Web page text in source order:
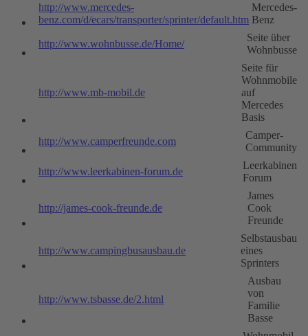
http://www.mercedes-
benz.com/d/ecars/transporter/sprinter/default.htm
Mercedes-
Benz
http://www.wohnbusse.de/Home/
Seite über
Wohnbusse
http://www.mb-mobil.de
Seite für
Wohnmobile
auf
Mercedes
Basis
http://www.camperfreunde.com
Camper-
Community
http://www.leerkabinen-forum.de
Leerkabinen
Forum
http://james-cook-freunde.de
James
Cook
Freunde
http://www.campingbusausbau.de
Selbstausbau
eines
Sprinters
http://www.tsbasse.de/2.html
Ausbau
von
Familie
Basse